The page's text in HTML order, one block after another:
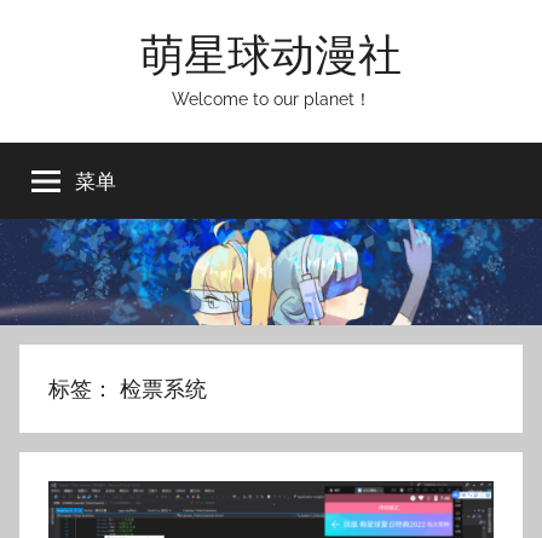
萌星球动漫社
Welcome to our planet！
菜单
标签： 检票系统